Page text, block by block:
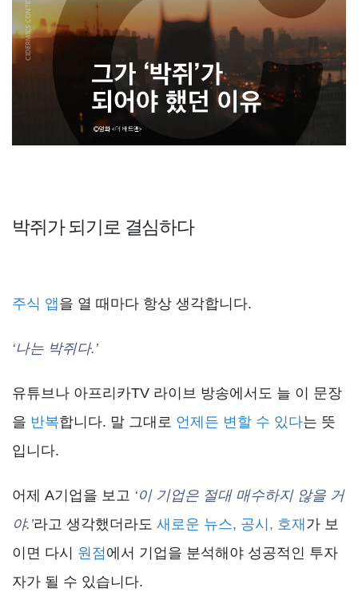
박쥐가 되기로 결심하다
주식 앱 을 열 때마다 항상 생각합니다.
‘나는 박쥐다.’
유튜브나 아프리카TV 라이브 방송에서도 늘 이 문장
을 반복합니다. 말 그대로 언제든 변할 수 있다는 뜻
입니다.
어제 A기업을 보고 ‘이 기업은 절대 매수하지 않을 거
야.’라고 생각했더라도 새로운 뉴스, 공시, 호재 가 보
이면 다시 원점에서 기업을 분석해야 성공적인 투자
자가 될 수 있습니다.